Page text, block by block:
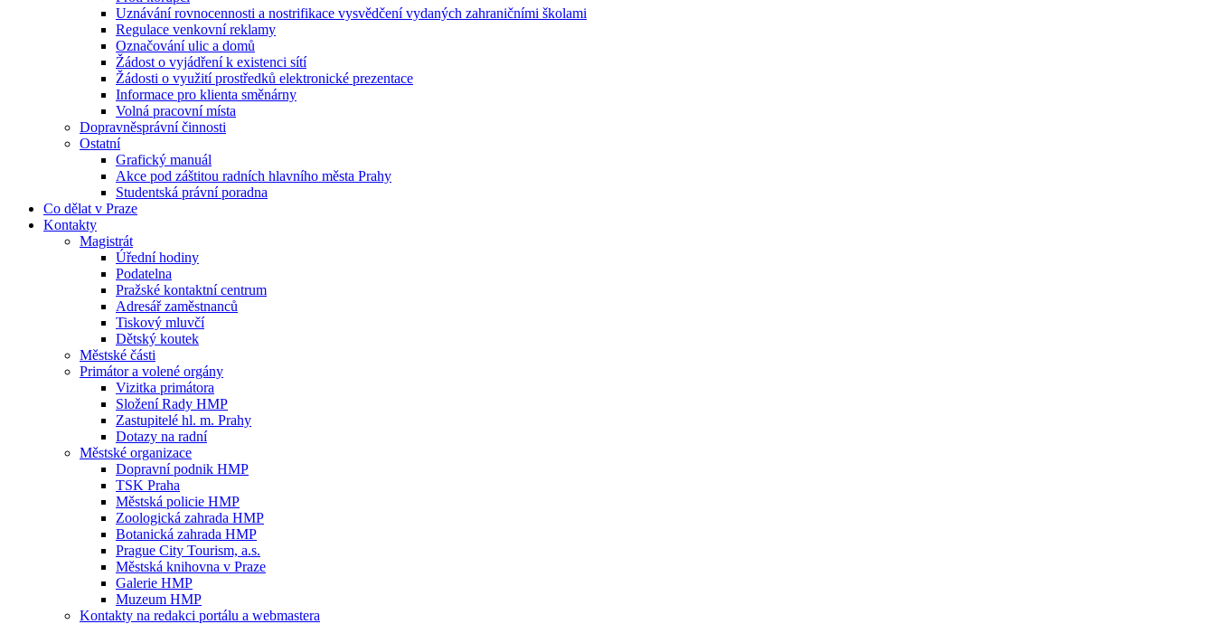
Uznávání rovnocennosti a nostrifikace vysvědčení vydaných zahraničními školami
Regulace venkovní reklamy
Označování ulic a domů
Žádost o vyjádření k existenci sítí
Žádosti o využití prostředků elektronické prezentace
Informace pro klienta směnárny
Volná pracovní místa
Dopravněsprávní činnosti
Ostatní
Grafický manuál
Akce pod záštitou radních hlavního města Prahy
Studentská právní poradna
Co dělat v Praze
Kontakty
Magistrát
Úřední hodiny
Podatelna
Pražské kontaktní centrum
Adresář zaměstnanců
Tiskový mluvčí
Dětský koutek
Městské části
Primátor a volené orgány
Vizitka primátora
Složení Rady HMP
Zastupitelé hl. m. Prahy
Dotazy na radní
Městské organizace
Dopravní podnik HMP
TSK Praha
Městská policie HMP
Zoologická zahrada HMP
Botanická zahrada HMP
Prague City Tourism, a.s.
Městská knihovna v Praze
Galerie HMP
Muzeum HMP
Kontakty na redakci portálu a webmastera